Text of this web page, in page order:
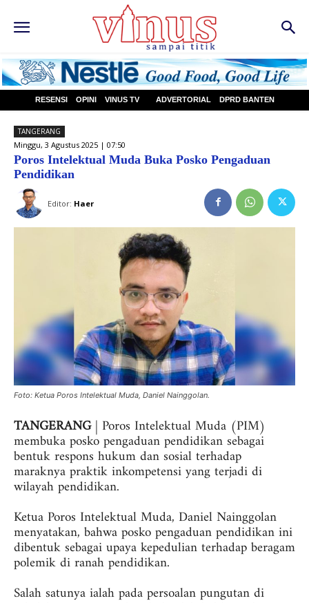
RESENSI OPINI VINUS TV ADVERTORIAL DPRD BANTEN
TANGERANG
Minggu, 3 Agustus 2025 | 07:50
Poros Intelektual Muda Buka Posko Pengaduan
Pendidikan
Editor: Haer
Foto: ‎Ketua Poros Intelektual Muda, Daniel Nainggolan.
TANGERANG| Poros Intelektual Muda (PIM)
membuka posko pengaduan pendidikan sebagai
bentuk respons hukum dan sosial terhadap
maraknya praktik inkompetensi yang terjadi di
wilayah pendidikan.
‎Ketua Poros Intelektual Muda, Daniel Nainggolan
menyatakan, bahwa posko pengaduan pendidikan ini
dibentuk sebagai upaya kepedulian terhadap beragam
polemik di ranah pendidikan.
‎Salah satunya ialah pada persoalan pungutan di